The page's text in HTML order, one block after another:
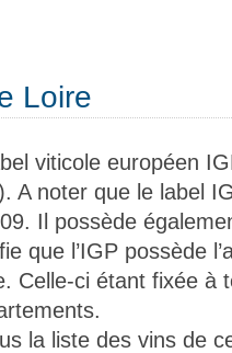
Loire
viticole européen
A noter que le label
Il possède
que l’IGP possède
Celle-ci étant fixée à
la liste des vins de